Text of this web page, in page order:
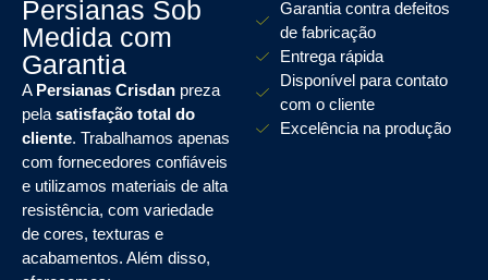
Persianas Sob
Medida com
Garantia
A Persianas Crisdan preza
pela satisfação total do
cliente. Trabalhamos apenas
com fornecedores confiáveis
e utilizamos materiais de alta
resistência, com variedade
de cores, texturas e
acabamentos. Além disso,
Garantia contra defeitos
de fabricação
Entrega rápida
Disponível para contato
com o cliente
Excelência na produção